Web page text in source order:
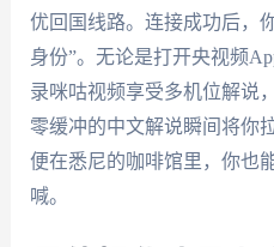
优回国线路。连接成功后，
身份”。无论是打开央视频
录咪咕视频享受多机位解说
零缓冲的中文解说瞬间将你
便在悉尼的咖啡馆里，你也
喊。